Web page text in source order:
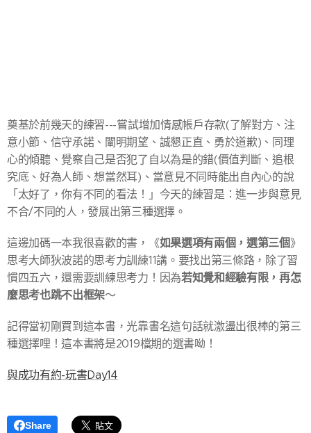
奠基於前幾天的練習---嘗試增加情感帳戶存款(了解對方、注
意小節、信守承諾、闡明期望、誠懇正直、勇於道歉)、同理
心的傾聽、覺察自己是否犯了自以為是的錯(價值判斷、追根
究底、好為人師、想當然耳)、當意見不同時能出自內心的說
「太好了，你有不同的看法！」今天的練習是：進一步與意見
不合/不同的人，發展出第三種選擇。
這邊加碼一本我很喜歡的書，《如果選項有兩個，選第三個》
思考大師狄波諾的思考力訓練11講。要找出第三條路，除了習
慣四五六，還需要訓練思考力！因為若知覺和經驗有限，再怎
麼思考也跳不出框架～
記得當初剛買到這本書，光靠書名這句話就激盪出很棒的第三
種選擇哩！這本書將是2019檔期的選書呦！
與成功有約-玩書Day14
Share